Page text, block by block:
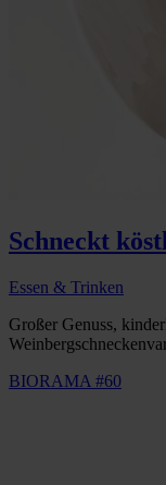
Schneckt
Essen & Trinken
Großer Genuss,
BIORAMA #60